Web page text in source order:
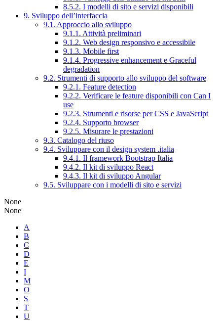
8.5.2. I modelli di sito e servizi disponibili
9. Sviluppo dell’interfaccia
9.1. Approccio allo sviluppo
9.1.1. Attività preliminari
9.1.2. Web design responsivo e accessibile
9.1.3. Mobile first
9.1.4. Progressive enhancement e Graceful
degradation
9.2. Strumenti di supporto allo sviluppo del software
9.2.1. Feature detection
9.2.2. Verificare le feature disponibili con Can I
use
9.2.3. Strumenti e risorse per CSS e JavaScript
9.2.4. Supporto browser
9.2.5. Misurare le prestazioni
9.3. Catalogo del riuso
9.4. Sviluppare con il design system .italia
9.4.1. Il framework Bootstrap Italia
9.4.2. Il kit di sviluppo React
9.4.3. Il kit di sviluppo Angular
9.5. Sviluppare con i modelli di sito e servizi
None
None
A
B
C
D
E
I
M
O
S
T
U